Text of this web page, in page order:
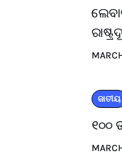
ଜାତୀୟ
୧୦୦